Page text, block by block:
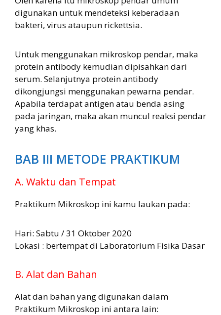
digunakan untuk mendeteksi keberadaan
bakteri, virus ataupun rickettsia.
Untuk menggunakan mikroskop pendar, maka
protein antibody kemudian dipisahkan dari
serum. Selanjutnya protein antibody
dikongjungsi menggunakan pewarna pendar.
Apabila terdapat antigen atau benda asing
pada jaringan, maka akan muncul reaksi pendar
yang khas.
BAB III METODE PRAKTIKUM
A. Waktu dan Tempat
Praktikum Mikroskop ini kamu laukan pada:
Hari: Sabtu / 31 Oktober 2020
Lokasi : bertempat di Laboratorium Fisika Dasar
B. Alat dan Bahan
Alat dan bahan yang digunakan dalam
Praktikum Mikroskop ini antara lain: